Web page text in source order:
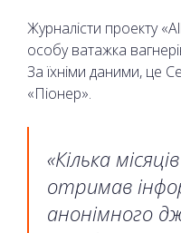
Журналісти проекту
особу ватажка
За їхніми даними, це
«Піонер».
«Кілька
отримав
анонімного